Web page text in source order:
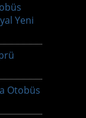
Yeni
Otobüs